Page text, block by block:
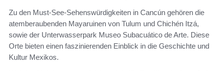
Zu den Must-See-Sehenswürdigkeiten in Cancún gehören die
atemberaubenden Mayaruinen von Tulum und Chichén Itzá,
sowie der Unterwasserpark Museo Subacuático de Arte. Diese
Orte bieten einen faszinierenden Einblick in die Geschichte und
Kultur Mexikos.